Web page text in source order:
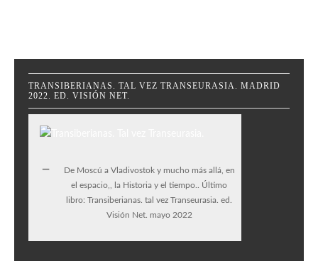
TRANSIBERIANAS. TAL VEZ TRANSEURASIA. MADRID
2022. ED. VISIÓN NET.
De Moscú a Vladivostok y mucho más allá, en
el espacio,, la Historia y el tiempo.. Último
libro: Transiberianas. tal vez Transeurasia. ed.
Visión Net. mayo 2022